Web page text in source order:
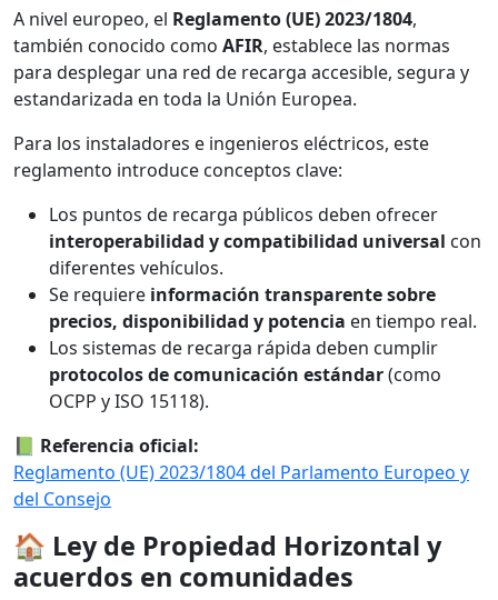
A nivel europeo, el Reglamento (UE) 2023/1804,
también conocido como AFIR, establece las normas
para desplegar una red de recarga accesible, segura y
estandarizada en toda la Unión Europea.
Para los instaladores e ingenieros eléctricos, este
reglamento introduce conceptos clave:
Los puntos de recarga públicos deben ofrecer
interoperabilidad y compatibilidad universal con
diferentes vehículos.
Se requiere información transparente sobre
precios, disponibilidad y potencia en tiempo real.
Los sistemas de recarga rápida deben cumplir
protocolos de comunicación estándar(como
OCPP y ISO 15118).
📗 Referencia oficial:
Reglamento (UE) 2023/1804 del Parlamento Europeo y
del Consejo
🏠 Ley de Propiedad Horizontal y
acuerdos en comunidades